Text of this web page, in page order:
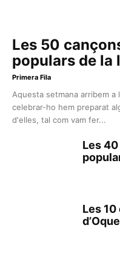
Les 50
populars de la
Primera Fila
Aquesta setmana arribem
celebrar-ho hem preparat
d'elles, tal com vam fer...
Les
Les